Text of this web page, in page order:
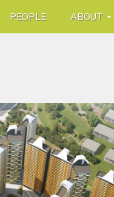
PEOPLE ABOUT